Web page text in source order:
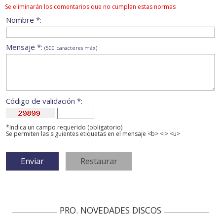
Se eliminarán los comentarios que no cumplan estas normas
Nombre *:
Mensaje *: (500 caracteres máx)
Código de validación *:
*Indica un campo requerido (obligatorio)
Se permiten las siguientes etiquetas en el mensaje <b> <i> <u>
PRO. NOVEDADES DISCOS